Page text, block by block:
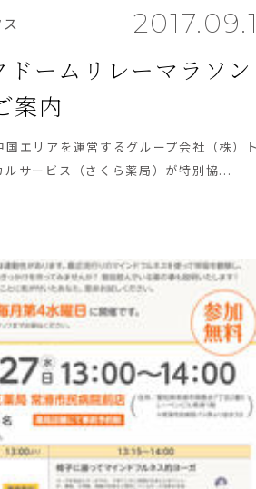
ドームリレーマラソン
案内
国エリアを運営するグループ会社（株）
ルサービス（さくら薬局）が特別協...